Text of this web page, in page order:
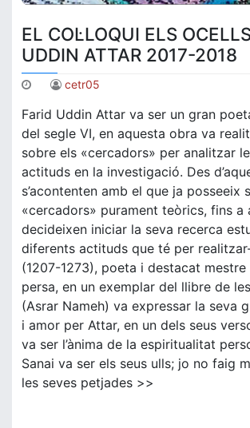
EL COL·LOQUI ELS
UDDIN ATTAR 2017-2018
cetr05
Farid Uddin Attar va ser un gran
del segle VI, en aquesta obra va
sobre els «cercadors» per analitzar
actituds en la investigació. Des
s’acontenten amb el que ja posseeix
«cercadors» purament teòrics, fins a
decideixen iniciar la seva recerca
diferents actituds que té per
(1207-1273), poeta i destacat mestre
persa, en un exemplar del llibre de
(Asrar Nameh) va expressar la seva
i amor per Attar, en un dels seus
va ser l’ànima de la espiritualitat
Sanai va ser els seus ulls; jo no faig
les seves petjades >>